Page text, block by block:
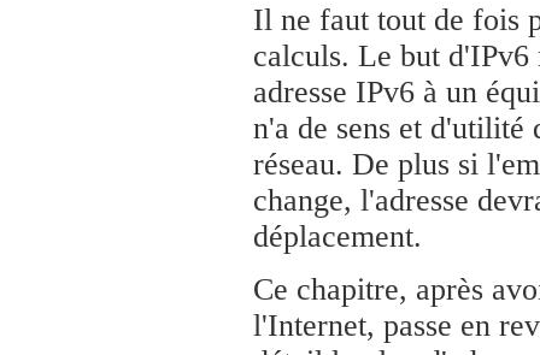
Il ne faut tout de fois
calculs. Le but d'IPv6
adresse IPv6 à un
n'a de sens et d'utilité
réseau. De plus si
change, l'adresse
déplacement.
Ce chapitre, après
l'Internet, passe en